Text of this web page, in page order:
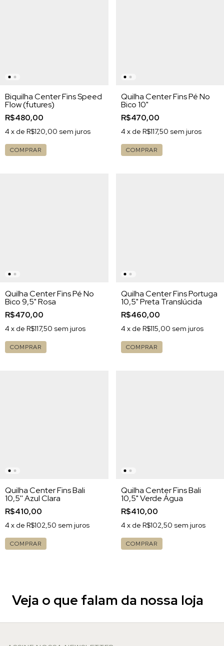
Biquilha Center Fins Speed
Flow (futures)
R$480,00
4 x de R$120,00 sem juros
COMPRAR
Quilha Center Fins Pé No
Bico 10"
R$470,00
4 x de R$117,50 sem juros
COMPRAR
Quilha Center Fins Pé No
Bico 9,5" Rosa
R$470,00
4 x de R$117,50 sem juros
COMPRAR
Quilha Center Fins Portuga
10,5" Preta Translúcida
R$460,00
4 x de R$115,00 sem juros
COMPRAR
Quilha Center Fins Bali
10,5'' Azul Clara
R$410,00
4 x de R$102,50 sem juros
COMPRAR
Quilha Center Fins Bali
10,5" Verde Água
R$410,00
4 x de R$102,50 sem juros
COMPRAR
Veja o que falam da nossa loja